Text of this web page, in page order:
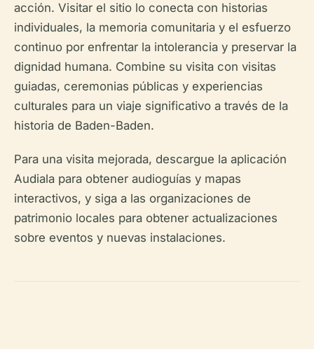
acción. Visitar el sitio lo conecta con historias
individuales, la memoria comunitaria y el esfuerzo
continuo por enfrentar la intolerancia y preservar la
dignidad humana. Combine su visita con visitas
guiadas, ceremonias públicas y experiencias
culturales para un viaje significativo a través de la
historia de Baden-Baden.
Para una visita mejorada, descargue la aplicación
Audiala para obtener audioguías y mapas
interactivos, y siga a las organizaciones de
patrimonio locales para obtener actualizaciones
sobre eventos y nuevas instalaciones.